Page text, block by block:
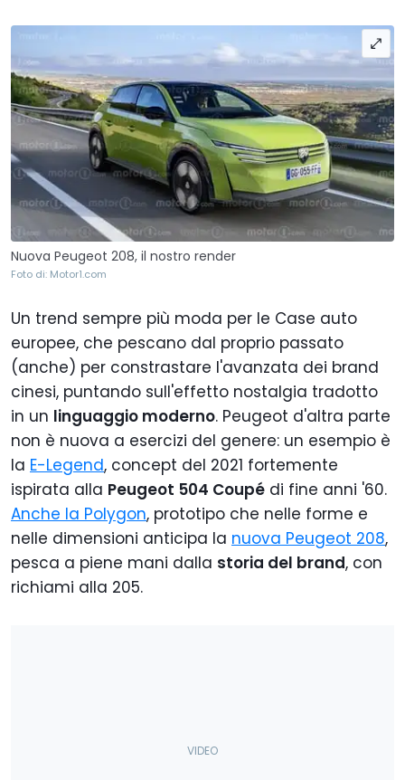
Nuova Peugeot 208, il nostro render
Foto di: Motor1.com
Un trend sempre più moda per le Case auto
europee, che pescano dal proprio passato
(anche) per constrastare l'avanzata dei brand
cinesi, puntando sull'effetto nostalgia tradotto
in un linguaggio moderno. Peugeot d'altra parte
non è nuova a esercizi del genere: un esempio è
la E-Legend, concept del 2021 fortemente
ispirata alla Peugeot 504 Coupé di fine anni '60.
Anche la Polygon, prototipo che nelle forme e
nelle dimensioni anticipa la nuova Peugeot 208,
pesca a piene mani dalla storia del brand, con
richiami alla 205.